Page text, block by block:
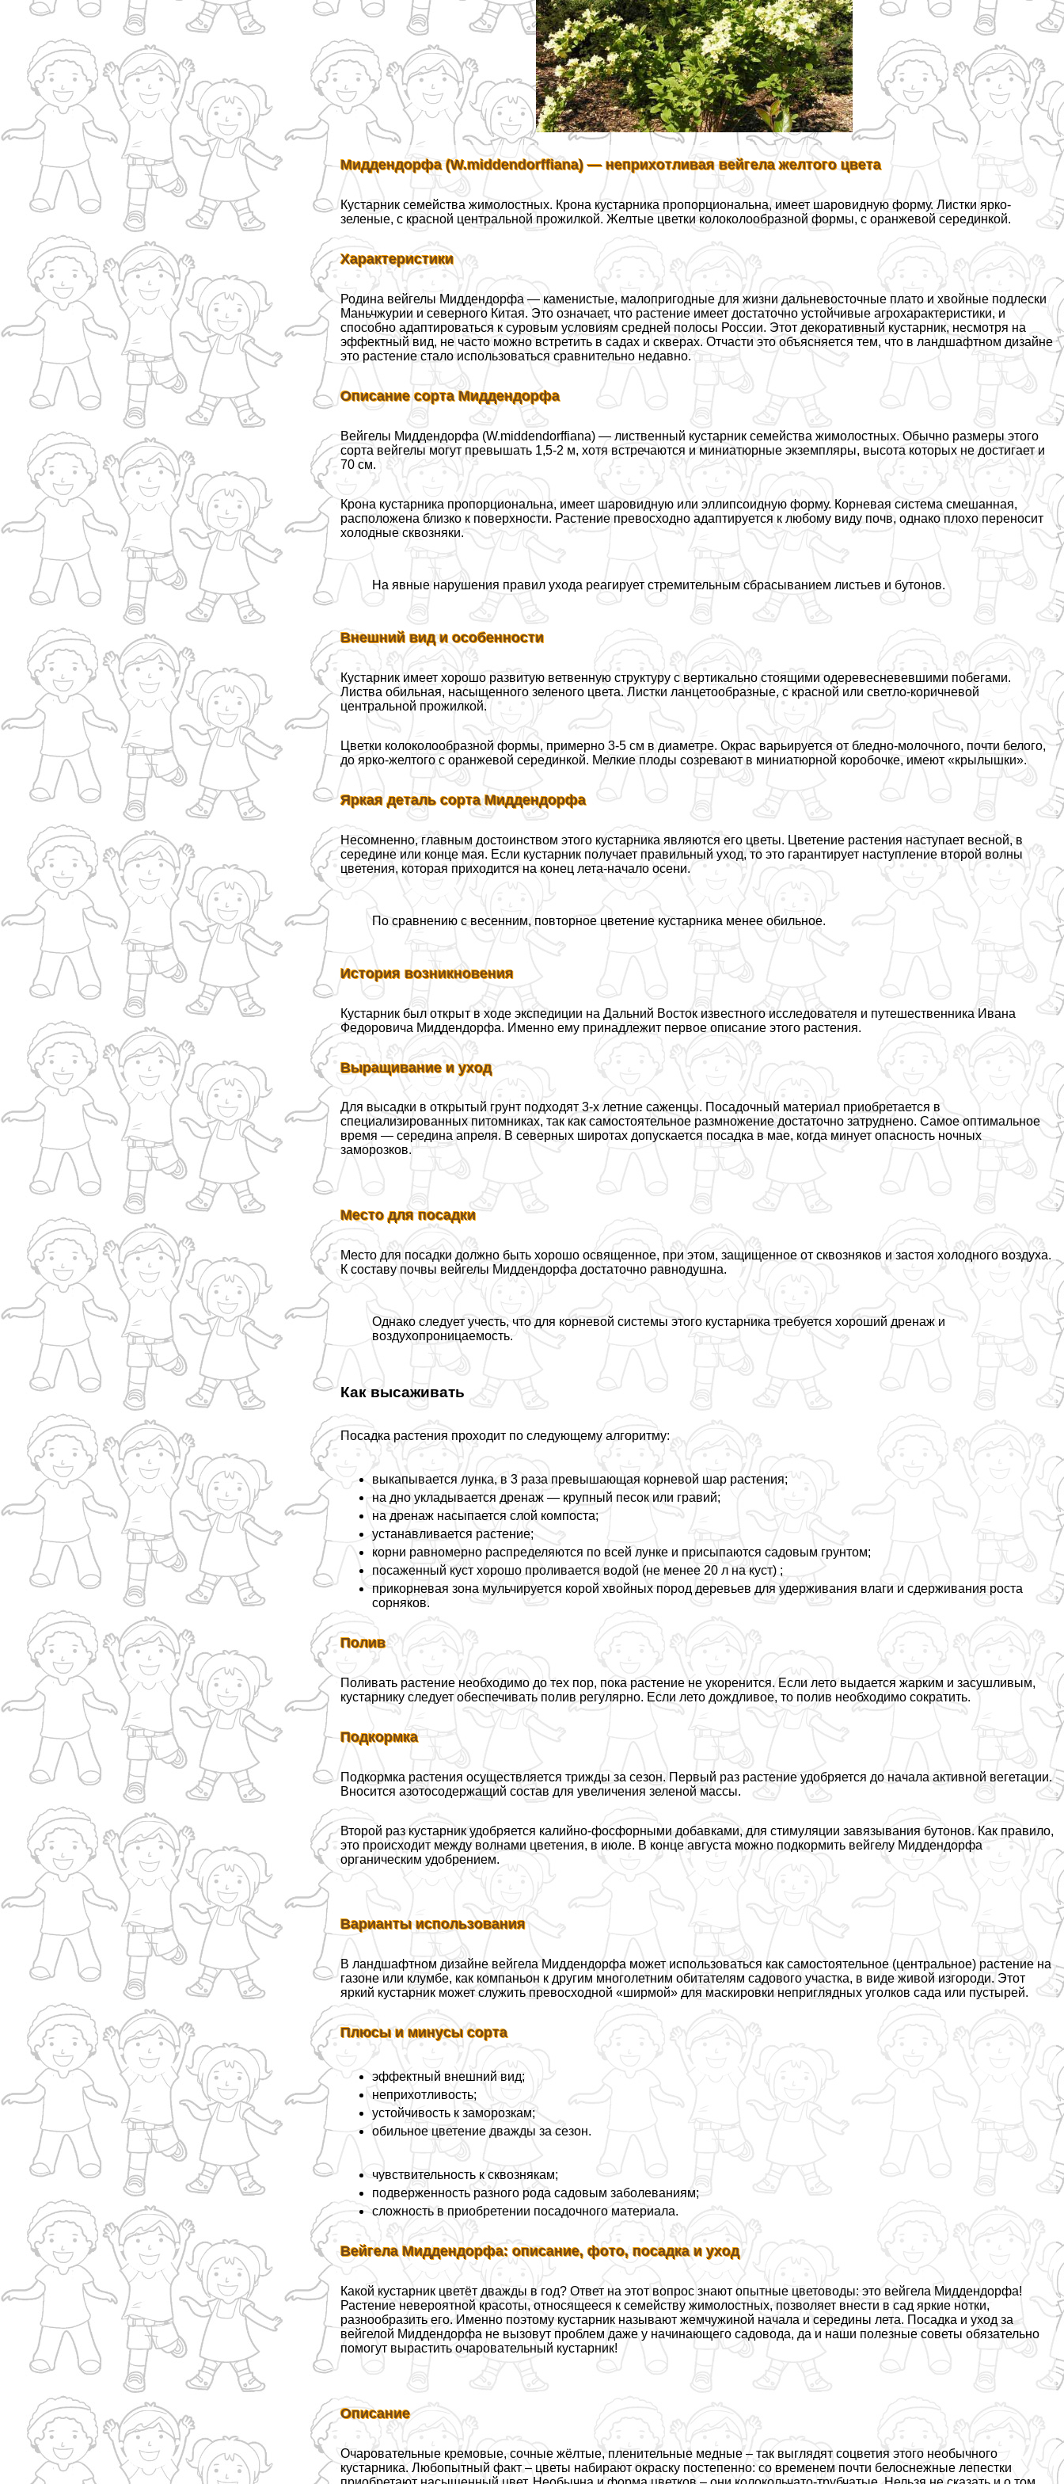
Миддендорфа (W.middendorffiana) — неприхотливая вейгела желтого цвета
Кустарник семейства жимолостных. Крона кустарника пропорциональна, имеет шаровидную форму. Листки ярко-
зеленые, с красной центральной прожилкой. Желтые цветки колоколообразной формы, с оранжевой серединкой.
Хаpaктеристики
Родина вейгелы Миддендорфа — каменистые, малопригодные для жизни дальневосточные плато и хвойные подлески
Маньчжурии и северного Китая. Это означает, что растение имеет достаточно устойчивые агрохаpaктеристики, и
способно адаптироваться к суровым условиям средней полосы России. Этот декоративный кустарник, несмотря на
эффектный вид, не часто можно встретить в садах и скверах. Отчасти это объясняется тем, что в ландшафтном дизайне
это растение стало использоваться сравнительно недавно.
Описание сорта Миддендорфа
Вейгелы Миддендорфа (W.middendorffiana) — лиственный кустарник семейства жимолостных. Обычно размеры этого
сорта вейгелы могут превышать 1,5-2 м, хотя встречаются и миниатюрные экземпляры, высота которых не достигает и
70 см.
Крона кустарника пропорциональна, имеет шаровидную или эллипсоидную форму. Корневая система смешанная,
расположена близко к поверхности. Растение превосходно адаптируется к любому виду почв, однако плохо переносит
холодные сквозняки.
На явные нарушения правил ухода реагирует стремительным сбрасыванием листьев и бутонов.
Внешний вид и особенности
Кустарник имеет хорошо развитую ветвенную структуру с вертикально стоящими одеревесневевшими побегами.
Листва обильная, насыщенного зеленого цвета. Листки ланцетообразные, с красной или светло-коричневой
центральной прожилкой.
Цветки колоколообразной формы, примерно 3-5 см в диаметре. Окрас варьируется от бледно-молочного, почти белого,
до ярко-желтого с оранжевой серединкой. Мелкие плоды созревают в миниатюрной коробочке, имеют «крылышки».
Яркая деталь сорта Миддендорфа
Несомненно, главным достоинством этого кустарника являются его цветы. Цветение растения наступает весной, в
середине или конце мая. Если кустарник получает правильный уход, то это гарантирует наступление второй волны
цветения, которая приходится на конец лета-начало осени.
По сравнению с весенним, повторное цветение кустарника менее обильное.
История возникновения
Кустарник был открыт в ходе экспедиции на Дальний Восток известного исследователя и путешественника Ивана
Федоровича Миддендорфа. Именно ему принадлежит первое описание этого растения.
Выращивание и уход
Для высадки в открытый грунт подходят 3-х летние саженцы. Посадочный материал приобретается в
специализированных питомниках, так как самостоятельное размножение достаточно затруднено. Самое оптимальное
время — середина апреля. В северных широтах допускается посадка в мае, когда минует опасность ночных
заморозков.
Место для посадки
Место для посадки должно быть хорошо освященное, при этом, защищенное от сквозняков и застоя холодного воздуха.
К составу почвы вейгелы Миддендорфа достаточно равнодушна.
Однако следует учесть, что для корневой системы этого кустарника требуется хороший дренаж и
воздухопроницаемость.
Как высаживать
Посадка растения проходит по следующему алгоритму:
выкапывается лунка, в 3 раза превышающая корневой шар растения;
на дно укладывается дренаж — крупный песок или гравий;
на дренаж насыпается слой компоста;
устанавливается растение;
корни равномерно распределяются по всей лунке и присыпаются садовым грунтом;
посаженный куст хорошо проливается водой (не менее 20 л на куст) ;
прикорневая зона мульчируется корой хвойных пород деревьев для удерживания влаги и сдерживания роста
сорняков.
Полив
Поливать растение необходимо до тех пор, пока растение не укоренится. Если лето выдается жарким и засушливым,
кустарнику следует обеспечивать полив регулярно. Если лето дождливое, то полив необходимо сократить.
Подкормка
Подкормка растения осуществляется трижды за сезон. Первый раз растение удобряется до начала активной вегетации.
Вносится азотосодержащий состав для увеличения зеленой массы.
Второй раз кустарник удобряется калийно-фосфорными добавками, для стимуляции завязывания бутонов. Как правило,
это происходит между волнами цветения, в июле. В конце августа можно подкормить вейгелу Миддендорфа
органическим удобрением.
Варианты использования
В ландшафтном дизайне вейгела Миддендорфа может использоваться как самостоятельное (центральное) растение на
газоне или клумбе, как компаньон к другим многолетним обитателям садового участка, в виде живой изгороди. Этот
яркий кустарник может служить превосходной «ширмой» для маскировки неприглядных уголков сада или пустырей.
Плюсы и минусы сорта
эффектный внешний вид;
неприхотливость;
устойчивость к заморозкам;
обильное цветение дважды за сезон.
чувствительность к сквознякам;
подверженность разного рода садовым заболеваниям;
сложность в приобретении посадочного материала.
Вейгела Миддендорфа: описание, фото, посадка и уход
Какой кустарник цветёт дважды в год? Ответ на этот вопрос знают опытные цветоводы: это вейгела Миддендорфа!
Растение невероятной красоты, относящееся к семейству жимолостных, позволяет внести в сад яркие нотки,
разнообразить его. Именно поэтому кустарник называют жемчужиной начала и середины лета. Посадка и уход за
вейгелой Миддендорфа не вызовут проблем даже у начинающего садовода, да и наши полезные советы обязательно
помогут вырастить очаровательный кустарник!
Описание
Очаровательные кремовые, сочные жёлтые, пленительные медные – так выглядят соцветия этого необычного
кустарника. Любопытный факт – цветы набирают окраску постепенно: со временем почти белоснежные лепестки